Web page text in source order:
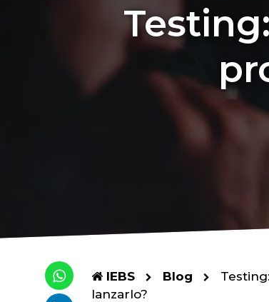
IEBS Blog
lanzarlo?